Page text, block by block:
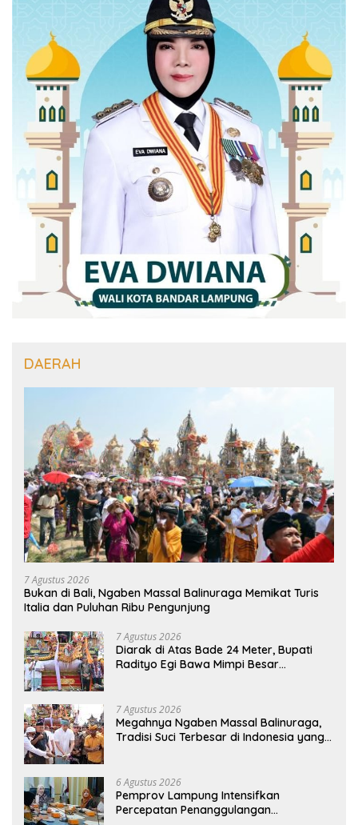
DAERAH
7 Agustus 2026
Bukan di Bali, Ngaben Massal Balinuraga Memikat Turis
Italia dan Puluhan Ribu Pengunjung
7 Agustus 2026
Diarak di Atas Bade 24 Meter, Bupati
Radityo Egi Bawa Mimpi Besar
7 Agustus 2026
Megahnya Ngaben Massal Balinuraga,
Tradisi Suci Terbesar di Indonesia yang
6 Agustus 2026
Pemprov Lampung Intensifkan
Percepatan Penanggulangan